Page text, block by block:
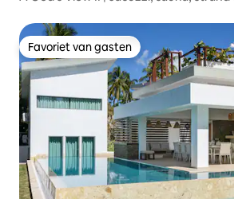
Favoriet van gasten
Favoriet van gasten